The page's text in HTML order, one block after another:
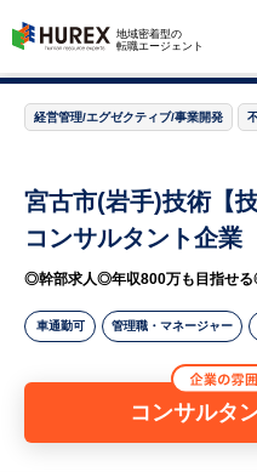
HUREX
地域密着型の
転職エージェント
経営管理/エグゼクティブ/事業開発
宮古市(岩手)技術【
コンサルタント企業
◎幹部求人◎年収800万も目指せ
車通勤可 管理職・マネージャー
コンサルタ